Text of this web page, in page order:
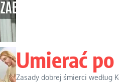
Umierać
Zasady dobrej śmierci według